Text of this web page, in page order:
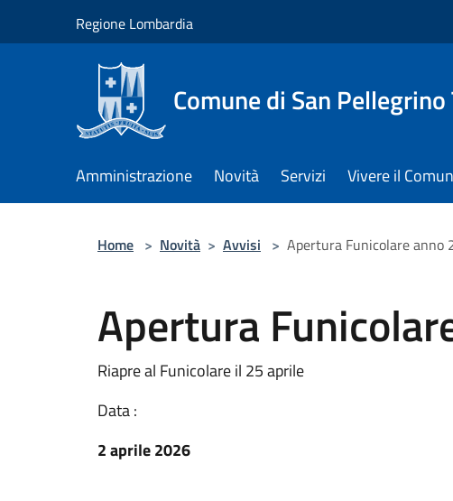
Regione Lombardia
Comune di San Pellegrino
Amministrazione Novità Servizi Vivere il
Home > Novità > Avvisi > Apertura Funicolare anno
Apertura
Riapre al Funicolare il 25 aprile
Data :
2 aprile 2026